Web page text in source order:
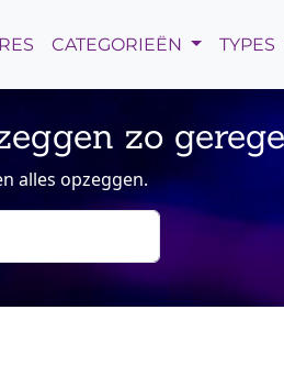
CATEGORIEËN TYPES
zo
alles opzeggen.